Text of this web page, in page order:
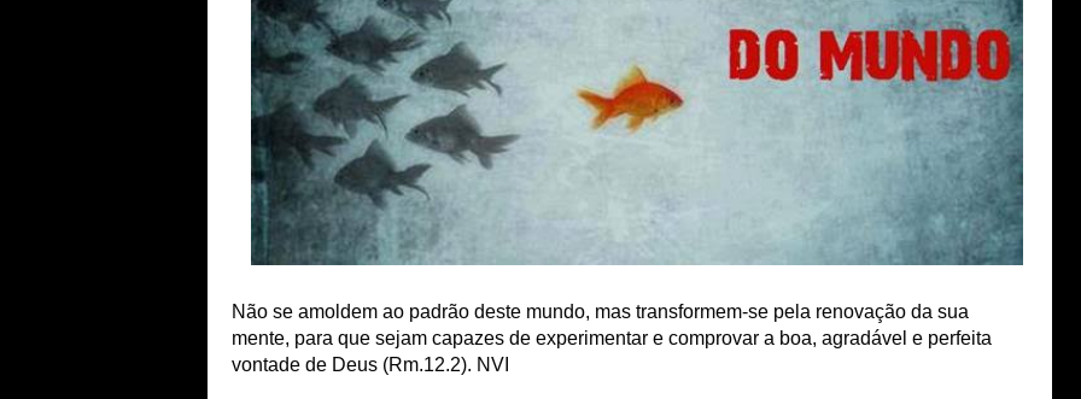
Não se amoldem ao padrão deste mundo, mas transformem-se pela renovação da sua
mente, para que sejam capazes de experimentar e comprovar a boa, agradável e perfeita
vontade de Deus (Rm.12.2). NVI